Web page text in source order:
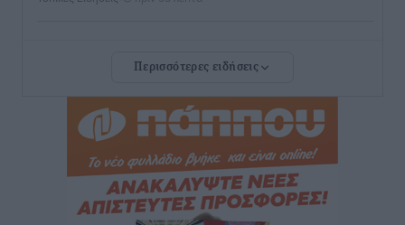
Το εκλογικό ρολόι του Μαξίμου χτυπά τέλη Μαΐου του
Τοπικές Ειδήσεις πριν 2 ώρες
Περισσότερες ειδήσεις